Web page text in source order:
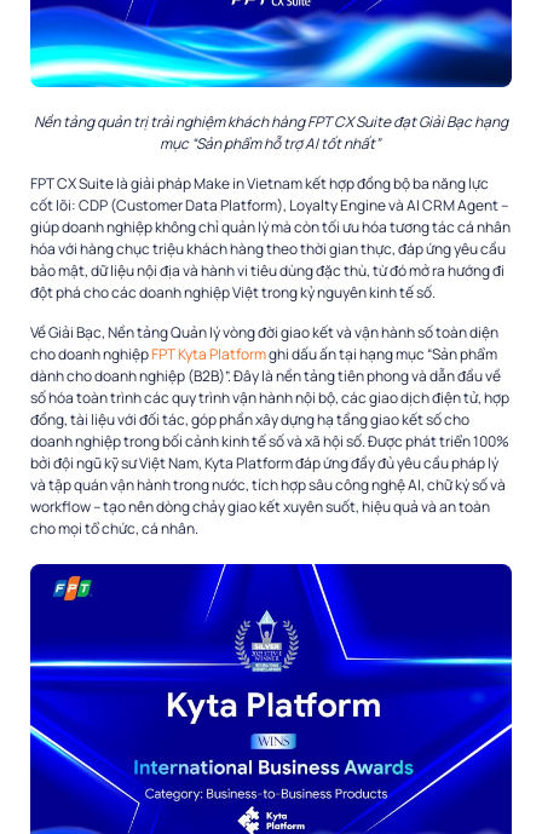
Nền tảng quản trị trải nghiệm khách hàng FPT CX Suite đạt Giải Bạc hạng
mục “Sản phẩm hỗ trợ AI tốt nhất”
FPT CX Suite là giải pháp Make in Vietnam kết hợp đồng bộ ba năng lực
cốt lõi: CDP (Customer Data Platform), Loyalty Engine và AI CRM Agent –
giúp doanh nghiệp không chỉ quản lý mà còn tối ưu hóa tương tác cá nhân
hóa với hàng chục triệu khách hàng theo thời gian thực, đáp ứng yêu cầu
bảo mật, dữ liệu nội địa và hành vi tiêu dùng đặc thù, từ đó mở ra hướng đi
đột phá cho các doanh nghiệp Việt trong kỷ nguyên kinh tế số.
Về Giải Bạc, Nền tảng Quản lý vòng đời giao kết và vận hành số toàn diện
cho doanh nghiệpFPT Kyta Platformghi dấu ấn tại hạng mục “Sản phẩm
dành cho doanh nghiệp (B2B)”. Đây là nền tảng tiên phong và dẫn đầu về
số hóa toàn trình các quy trình vận hành nội bộ, các giao dịch điện tử, hợp
đồng, tài liệu với đối tác, góp phần xây dựng hạ tầng giao kết số cho
doanh nghiệp trong bối cảnh kinh tế số và xã hội số. Được phát triển 100%
bởi đội ngũ kỹ sư Việt Nam, Kyta Platform đáp ứng đầy đủ yêu cầu pháp lý
và tập quán vận hành trong nước, tích hợp sâu công nghệ AI, chữ ký số và
workflow – tạo nên dòng chảy giao kết xuyên suốt, hiệu quả và an toàn
cho mọi tổ chức, cá nhân.